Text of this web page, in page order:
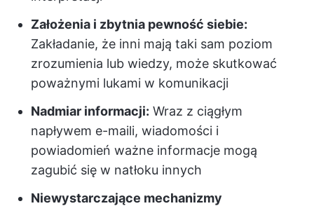
Założenia i zbytnia pewność siebie:
Zakładanie, że inni mają taki sam poziom
zrozumienia lub wiedzy, może skutkować
poważnymi lukami w komunikacji
Nadmiar informacji: Wraz z ciągłym
napływem e-maili, wiadomości i
powiadomień ważne informacje mogą
zagubić się w natłoku innych
Niewystarczające mechanizmy